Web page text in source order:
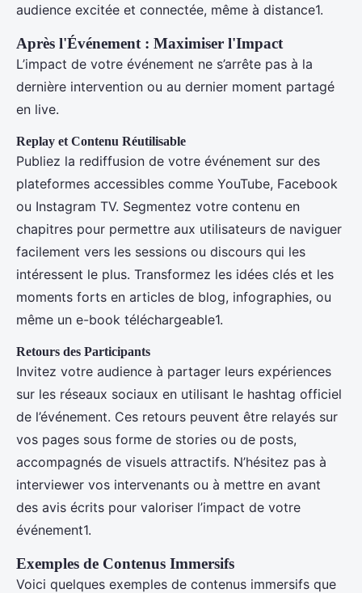
audience excitée et connectée, même à distance1.
Après l'Événement : Maximiser l'Impact
L’impact de votre événement ne s’arrête pas à la
dernière intervention ou au dernier moment partagé
en live.
Replay et Contenu Réutilisable
Publiez la rediffusion de votre événement sur des
plateformes accessibles comme YouTube, Facebook
ou Instagram TV. Segmentez votre contenu en
chapitres pour permettre aux utilisateurs de naviguer
facilement vers les sessions ou discours qui les
intéressent le plus. Transformez les idées clés et les
moments forts en articles de blog, infographies, ou
même un e-book téléchargeable1.
Retours des Participants
Invitez votre audience à partager leurs expériences
sur les réseaux sociaux en utilisant le hashtag officiel
de l’événement. Ces retours peuvent être relayés sur
vos pages sous forme de stories ou de posts,
accompagnés de visuels attractifs. N’hésitez pas à
interviewer vos intervenants ou à mettre en avant
des avis écrits pour valoriser l’impact de votre
événement1.
Exemples de Contenus Immersifs
Voici quelques exemples de contenus immersifs que